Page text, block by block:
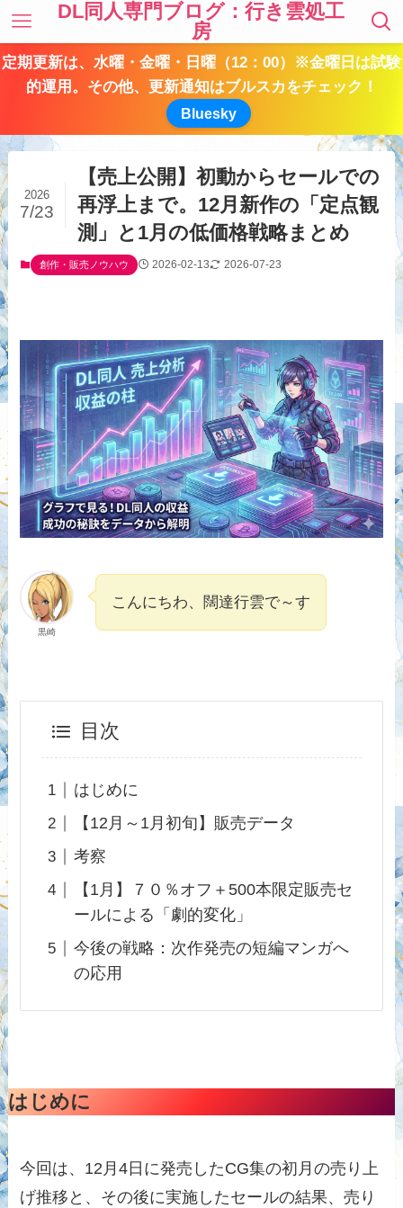
DL同人専門ブログ：行き雲処工
房
定期更新は、水曜・金曜・日曜（12：00）※金曜日は試験
的運用。その他、更新通知はブルスカをチェック！
Bluesky
【売上公開】初動からセールでの
再浮上まで。12月新作の「定点観
測」と1月の低価格戦略まとめ
2026
7/23
創作・販売ノウハウ 2026-02-13 2026-07-23
黒崎
こんにちわ、闊達行雲で～す
目次
はじめに
【12月～1月初旬】販売データ
考察
【1月】７０％オフ＋500本限定販売セ
ールによる「劇的変化」
今後の戦略：次作発売の短編マンガへ
の応用
はじめに
今回は、12月4日に発売したCG集の初月の売り上
げ推移と、その後に実施したセールの結果、売り